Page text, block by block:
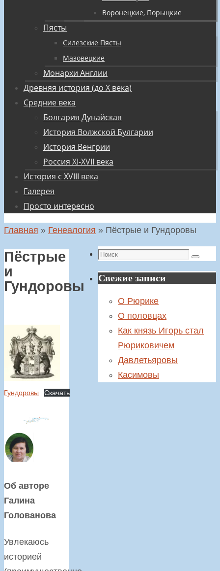
Воронецкие, Порыцкие
Пясты
Силезские Пясты
Мазовецкие
Монархи Англии
Древняя история (до X века)
Средние века
Болгария Дунайская
История Волжской Булгарии
История Венгрии
Россия XI-XVII века
История с XVIII века
Галерея
Просто интересно
Главная » Генеалогия » Пёстрые и Гундоровы
Пёстрые
и
Гундоровы
Гундоровы Скачать
Об авторе
Галина
Голованова
Увлекаюсь
историей
Поиск
Поиск
Свежие записи
О Рюрике
О половцах
Как князь Игорь стал
Рюриковичем
Давлетьяровы
Касимовы